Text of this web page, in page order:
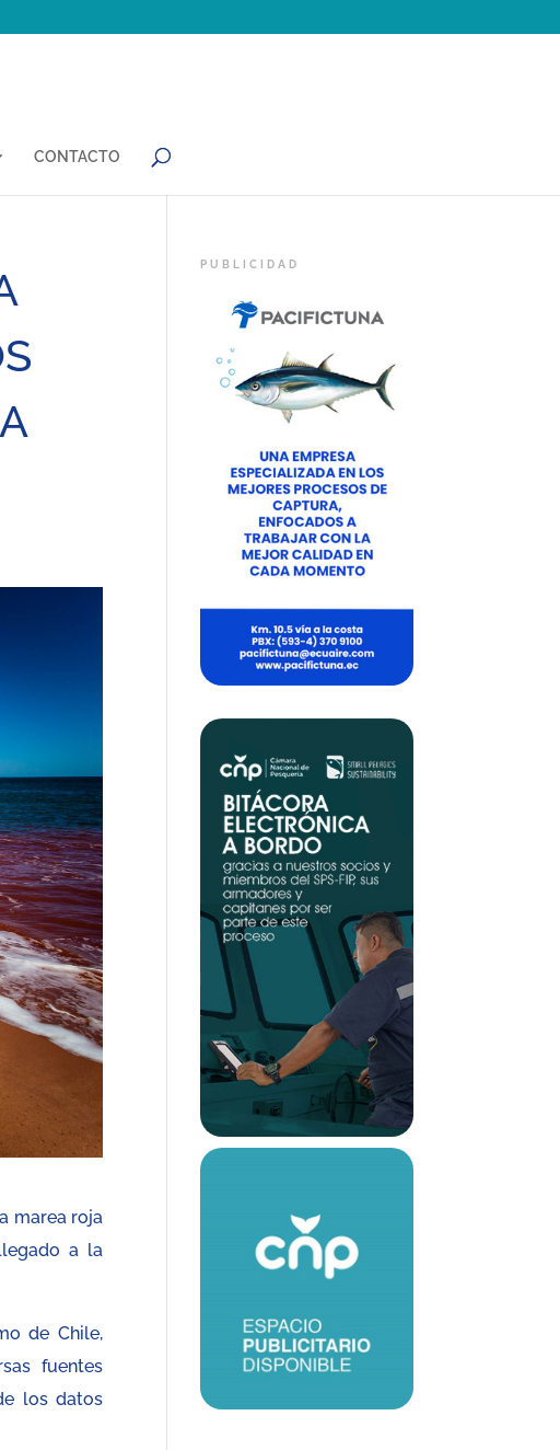
CONTACTO
marea roja
a la
de Chile,
fuentes
los datos